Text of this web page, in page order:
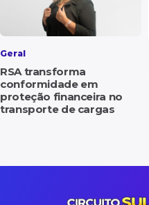
Geral
RSA transforma
conformidade em
proteção financeira no
transporte de cargas